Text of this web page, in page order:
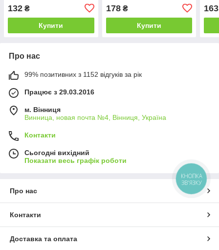
чорні, 60 мм
132 ₴
Купити
178₴
Купити
163
Про нас
99% позитивних з 1152 відгуків за рік
Працює з 29.03.2016
м. Вінниця
Винница, новая почта №4, Вінниця, Україна
Контакти
Сьогодні вихідний
Показати весь графік роботи
Про нас
Контакти
Доставка та оплата
КНОПКА
ЗВ'ЯЗКУ